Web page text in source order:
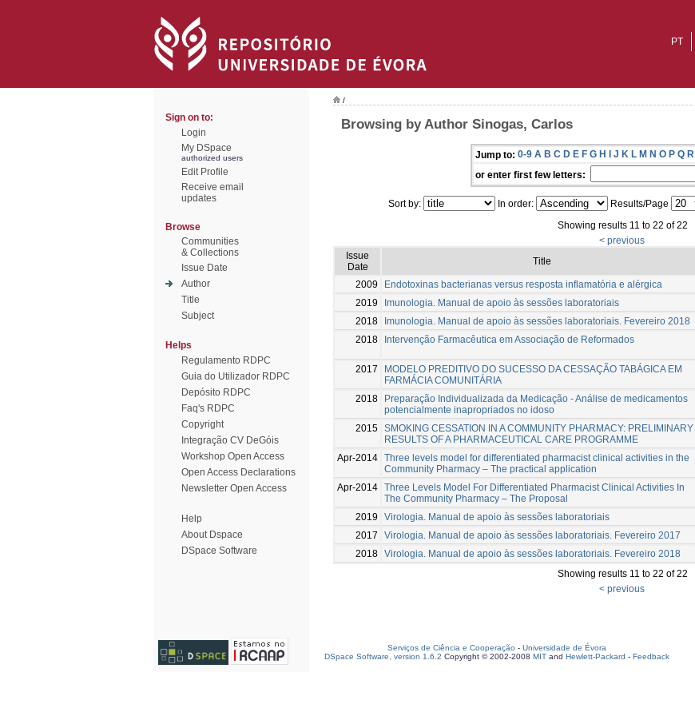
PT
Sign on to:
Login
My DSpace
authorized users
Edit Profile
Receive email
updates
Browse
Communities
& Collections
Issue Date
Author
Title
Subject
Helps
Regulamento RDPC
Guia do Utilizador RDPC
Depósito RDPC
Faq's RDPC
Copyright
Integração CV DeGóis
Workshop Open Access
Open Access Declarations
Newsletter Open Access
Help
About Dspace
DSpace Software
/
Browsing by Author Sinogas, Carlos
Jump to: 0-9 A B C D E F G H I J K L M N O P Q R
or enter first few letters:
Sort by: In order: Results/Page
Showing results 11 to 22 of 22
< previous
Issue
Date
Title
2009 Endotoxinas bacterianas versus resposta inflamatória e alérgica
2019
Imunologia. Manual de apoio às sessões laboratoriais
2018
Imunologia. Manual de apoio às sessões laboratoriais. Fevereiro 2018
2018
Intervenção Farmacêutica em Associação de Reformados
2017
MODELO PREDITIVO DO SUCESSO DA CESSAÇÃO TABÁGICA EM
FARMÁCIA COMUNITÁRIA
2018
Preparação Individualizada da Medicação - Análise de medicamentos
potencialmente inapropriados no idoso
2015 SMOKING CESSATION IN A COMMUNITY PHARMACY: PRELIMINARY
RESULTS OF A PHARMACEUTICAL CARE PROGRAMME
Apr-2014 Three levels model for differentiated pharmacist clinical activities in the
Community Pharmacy – The practical application
Apr-2014 Three Levels Model For Differentiated Pharmacist Clinical Activities In
The Community Pharmacy – The Proposal
2019
Virologia. Manual de apoio às sessões laboratoriais
2017
Virologia. Manual de apoio às sessões laboratoriais. Fevereiro 2017
2018 Virologia. Manual de apoio às sessões laboratoriais. Fevereiro 2018
Showing results 11 to 22 of 22
< previous
Serviços de Ciência e Cooperação - Universidade de Évora
DSpace Software, version 1.6.2 Copyright © 2002-2008 MIT and Hewlett-Packard - Feedback